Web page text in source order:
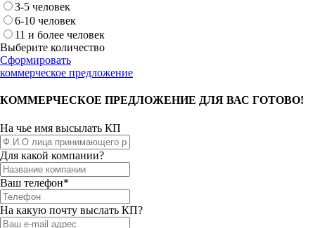
3-5 человек
6-10 человек
11 и более человек
Выберите количество
Сформировать
коммерческое предложение
КОММЕРЧЕСКОЕ ПРЕДЛОЖЕНИЕ ДЛЯ ВАС ГОТОВО!
На чье имя высылать КП
Для какой компании?
Ваш телефон*
На какую почту выслать КП?